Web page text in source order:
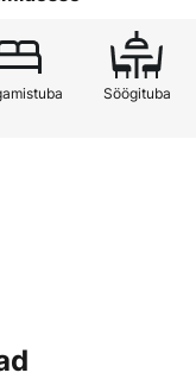
Söögituba